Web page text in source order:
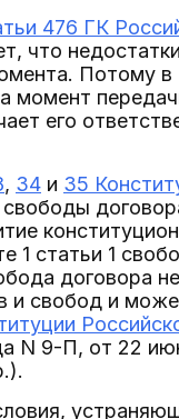
476 ГК
что
Потому в
момент
его
, 34 и 35
1 статьи 1
договора не
и свобод и
N 9-П, от 22